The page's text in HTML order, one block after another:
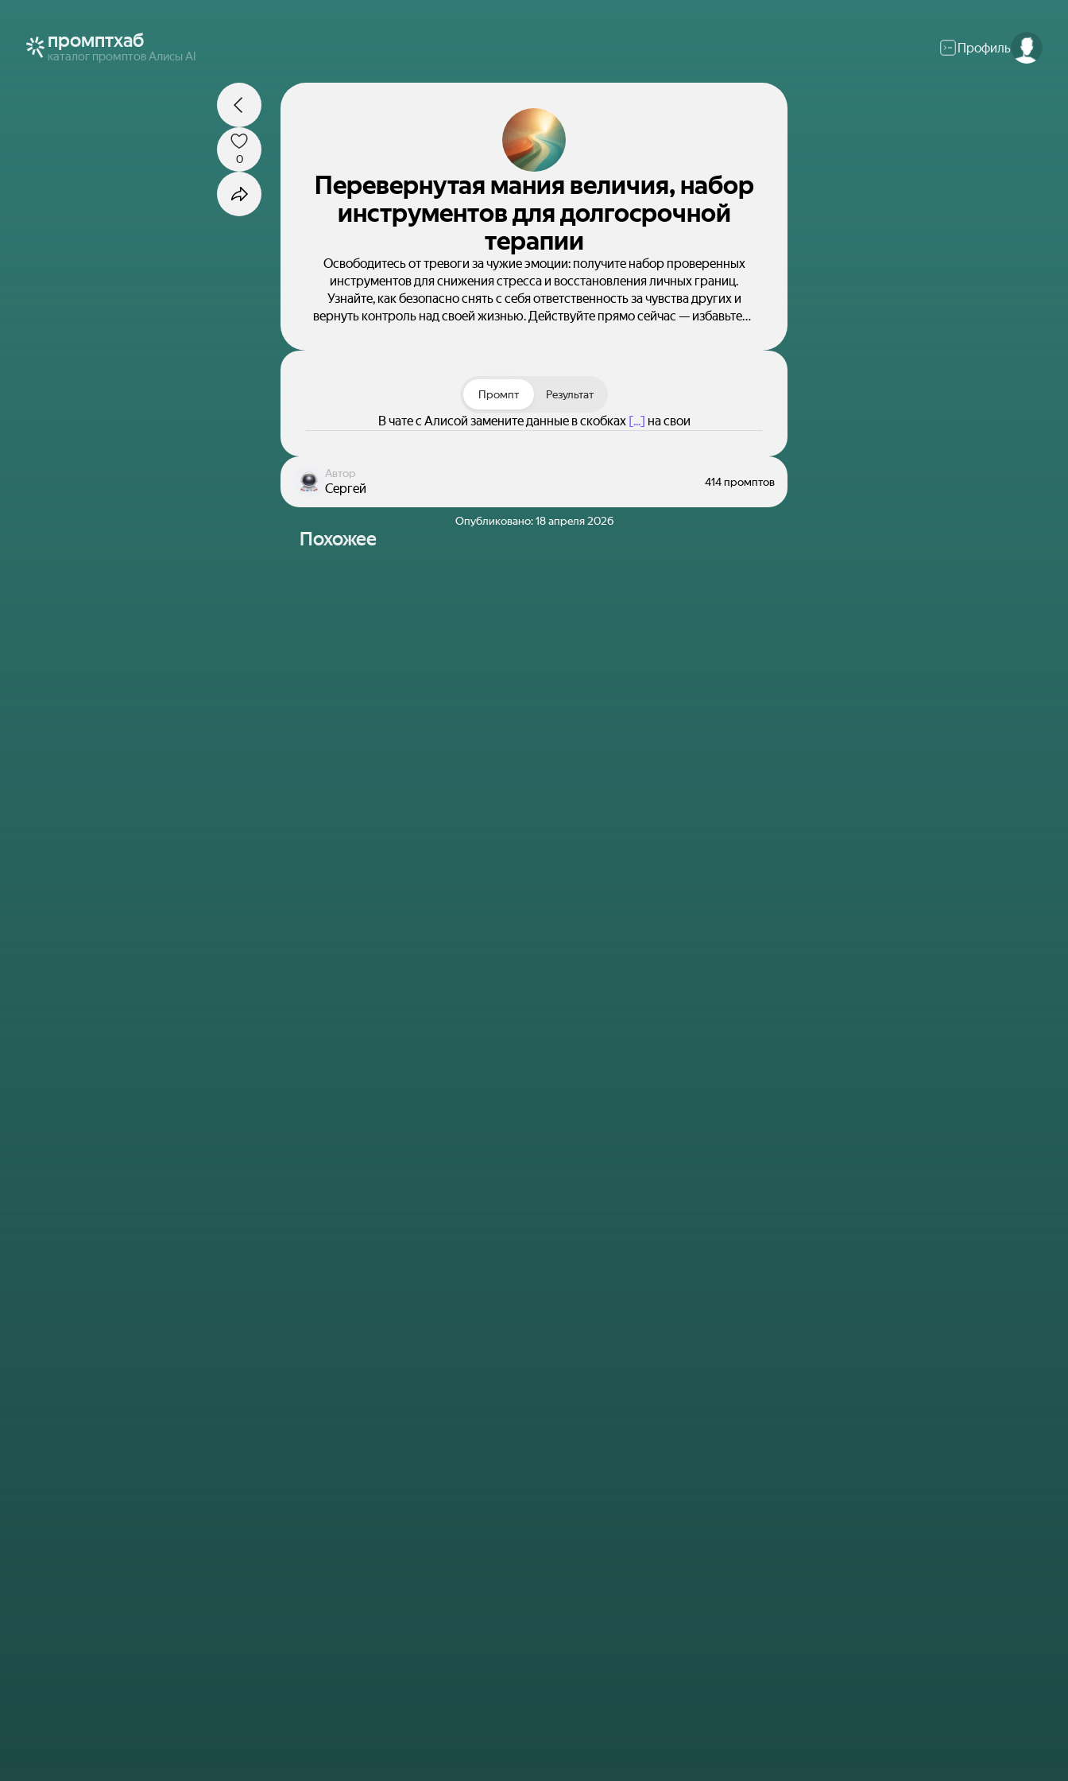
промптхаб
каталог промптов Алисы AI
Профиль
Перевернутая мания величия, набор
инструментов для долгосрочной
терапии
Освободитесь от тревоги за чужие эмоции: получите набор проверенных
инструментов для снижения стресса и восстановления личных границ.
Узнайте, как безопасно снять с себя ответственность за чувства других и
вернуть контроль над своей жизнью. Действуйте прямо сейчас — избавьтесь
0
Промпт Результат
В чате с Алисой замените данные в скобках [...] на свои
Автор
Сергей 414 промптов
Опубликовано:18 апреля 2026
Похожее